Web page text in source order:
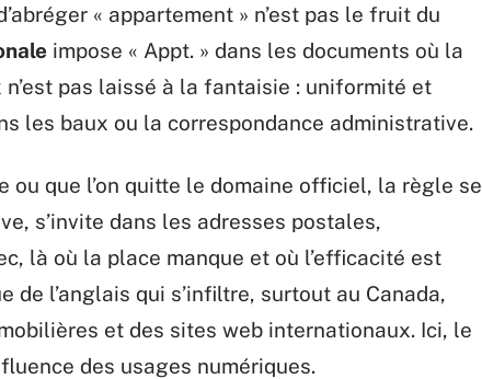
« appartement » n’est pas le fruit du
impose « Appt. » dans les documents où la
pas laissé à la fantaisie : uniformité et
les baux ou la correspondance administrative.
ou que l’on quitte le domaine officiel, la règle se
s’invite dans les adresses postales,
là où la place manque et où l’efficacité est
de l’anglais qui s’infiltre, surtout au Canada,
et des sites web internationaux. Ici, le
des usages numériques.